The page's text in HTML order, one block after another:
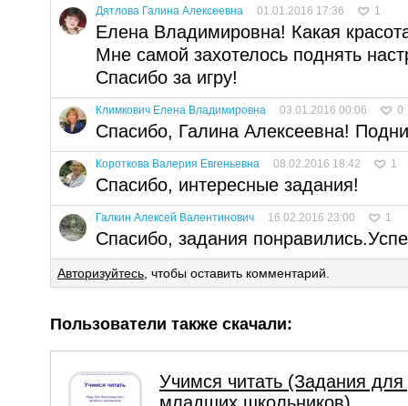
Дятлова Галина Алексеевна 01.01.2016 17:36 1
Елена Владимировна! Какая
Мне самой захотелось поднять
Спасибо за игру!
Климкович Елена Владимировна 03.01.2016 00:06 0
Спасибо, Галина Алексеевна!
Короткова Валерия Евгеньевна 08.02.2016 18:42 1
Спасибо, интересные задания!
Галкин Алексей Валентинович 16.02.2016 23:00 1
Спасибо, задания
Авторизуйтесь , чтобы оставить комментарий.
Пользователи также скачали:
Учимся читать (Задания
младших школьников)